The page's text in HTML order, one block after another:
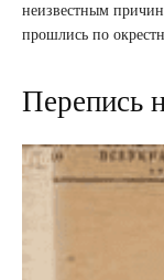
неизвестным
прошлись по
Перепись